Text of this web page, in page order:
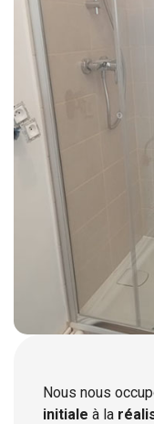
Nous nous
initiale à la